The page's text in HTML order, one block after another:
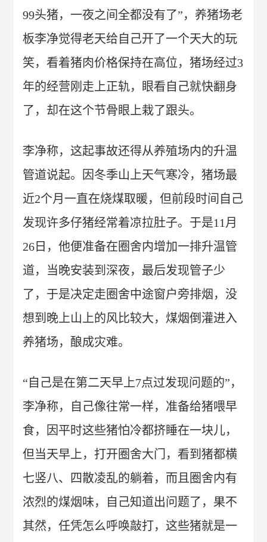
99头猪，一夜之间全都没有了”，养猪场老
板李净觉得老天给自己开了一个天大的玩
笑，看着猪肉价格保持在高位，猪场经过3
年的经营刚走上正轨，眼看自己就快翻身
了，却在这个节骨眼上栽了跟头。
李净称，这起事故还得从养殖场内的升温
管道说起。因冬季山上天气寒冷，猪场最
近2个月一直在烧煤取暖，但前段时间自己
发现许多仔猪经常着凉拉肚子。于是11月
26日，他便准备在圈舍内增加一排升温管
道，当晚安装到深夜，最后发现管子少
了，于是决定走圈舍中途窗户旁排烟，没
想到晚上山上的风比较大，煤烟倒灌进入
养猪场，酿成灾难。
“自己是在第二天早上7点过发现问题的”，
李净称，自己像往常一样，准备给猪喂早
食，因平时这些猪怕冷都挤睡在一块儿，
但当天早上，打开圈舍大门，看到猪都横
七竖八、四散凌乱的躺着，而且圈舍内有
浓烈的煤烟味，自己知道出问题了，果不
其然，任凭怎么呼唤敲打，这些猪就是一